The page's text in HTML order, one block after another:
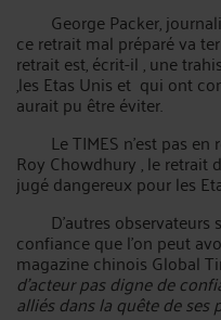
George Packer,
ce retrait mal préparé va
retrait est, écrit-il , une
,les Etas Unis et qui ont
aurait pu être éviter.
Le TIMES n’est pas en
Roy Chowdhury , le retrait
jugé dangereux pour les
D’autres observateurs
confiance que l’on peut
magazine chinois Global
d’acteur pas digne de
alliés dans la quête de ses